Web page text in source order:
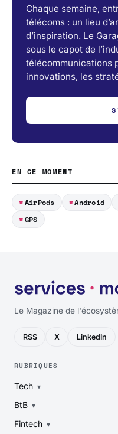
Chaque semaine,
télécoms : un lieu
d’inspiration. Le
sous le capot de
télécommunications
innovations, les
EN CE MOMENT
AirPods Android
GPS
Le Magazine de
RSS X LinkedIn
RUBRIQUES
Tech
BtB
Fintech